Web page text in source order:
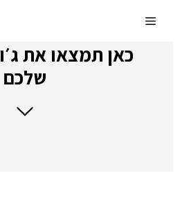
לתוכןMenu
כאן תמצאו את
שלכם